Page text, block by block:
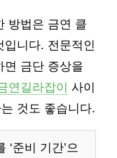
방법은 금연 클
입니다. 전문적인
면 금단 증상을
연길라잡이 사이
것도 좋습니다.
‘준비 기간’으